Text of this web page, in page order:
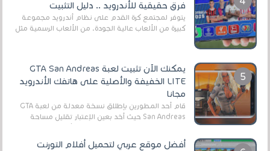
فرق حقيقية للأندرويد .. دليل التثبيت
يتوفر لمجتمع كرة القدم على نظام أندرويد مجموعة
كبيرة من الألعاب عالية الجودة. من الألعاب الرسمية مثل
يمكنك الآن تثبيت لعبة GTA San Andreas
LITE الخفيفة والأصلية على هاتفك الأندرويد
مجانا
قام أحد المطورين بإطلاق نسخة معدلة من لعبة GTA
San Andreas حيث أخد بعين الإعتبار تقليل مساحة
أفضل موقع عربي لتحميل أفلام التورنت